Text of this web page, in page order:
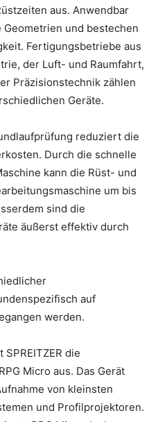
aus. Anwendbar
und bestechen
Fertigungsbetriebe aus
der Luft- und Raumfahrt,
Präzisionstechnik zählen
Geräte.
reduziert die
Durch die schnelle
kann die Rüst- und
um bis
sind die
äußerst effektiv durch
auf
werden.
die
Micro aus. Das Gerät
von kleinsten
und Profilprojektoren.